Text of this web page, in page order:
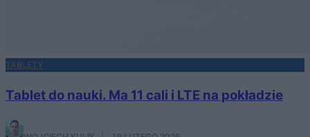
TABLETY
Tablet do nauki. Ma 11 cali i LTE na pokładzie